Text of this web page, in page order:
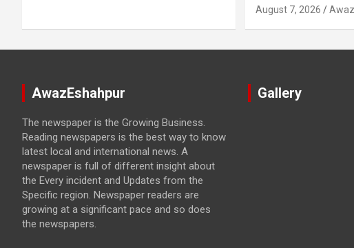
August 7, 2026
AwazEshahpur
The newspaper is the Growing Business.
Reading newspapers is the best way to know
latest local and international news. A
newspaper is full of different insight about
the Every incident and Updates from the
Specific region. Newspaper readers are
growing at a significant pace and so does
the newspapers.
Gallery